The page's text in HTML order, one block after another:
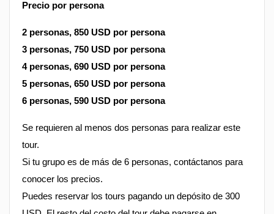
Precio por persona
2 personas, 850 USD por persona
3 personas, 750 USD por persona
4 personas, 690 USD por persona
5 personas, 650 USD por persona
6 personas, 590 USD por persona
Se requieren al menos dos personas para realizar este
tour.
Si tu grupo es de más de 6 personas, contáctanos para
conocer los precios.
Puedes reservar los tours pagando un depósito de 300